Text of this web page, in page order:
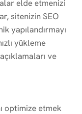
elde etmenizi
sitenizin SEO
yapılandırmayı
yükleme
ve
optimize etmek